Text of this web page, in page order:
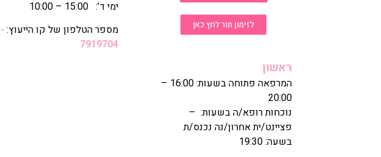
לזימון תור לחץ כאן
ראשון
המרפאה פתוחה בשעות: 16:00 –
20:00
נוכחות רופא/ה בשעות: –
פציינט/ית אחרון/נה נכנס/ת
בשעה: 19:30
ימי ד’: 15:00 – 10:00
מספר הטלפון של קו הייעוץ:
7919704